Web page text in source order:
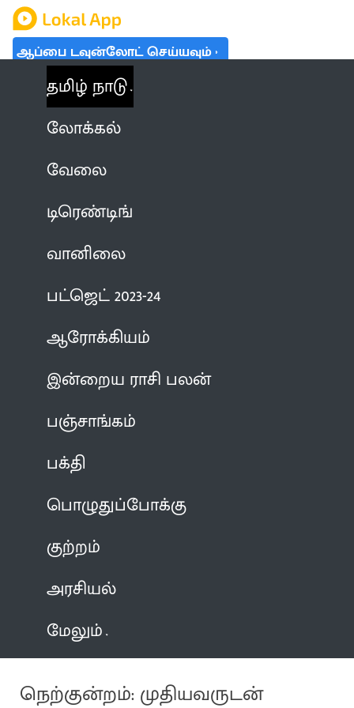
ஆப்பை டவுன்லோட் செய்யவும்
தமிழ் நாடு
லோக்கல்
வேலை
டிரெண்டிங்
வானிலை
பட்ஜெட் 2023-24
ஆரோக்கியம்
இன்றைய ராசி பலன்
பஞ்சாங்கம்
பக்தி
பொழுதுப்போக்கு
குற்றம்
அரசியல்
மேலும்
நெற்குன்றம்: முதியவருடன்